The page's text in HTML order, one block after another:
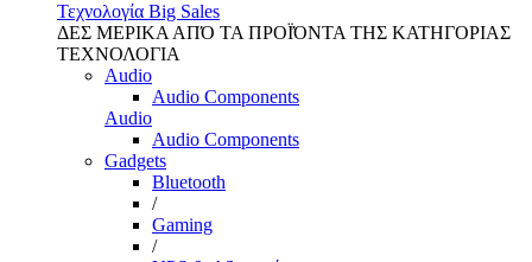
Τεχνολογία Big Sales
ΔΕΣ ΜΕΡΙΚΑ ΑΠΌ ΤΑ ΠΡΟΪΌΝΤΑ ΤΗΣ ΚΑΤΗΓΟΡΙΑΣ
ΤΕΧΝΟΛΟΓΙΑ
Audio
Audio Components
Audio
Audio Components
Gadgets
Bluetooth
/
Gaming
/